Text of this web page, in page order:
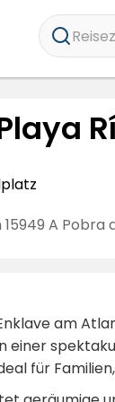
15949 A Pobra
am
einer
für